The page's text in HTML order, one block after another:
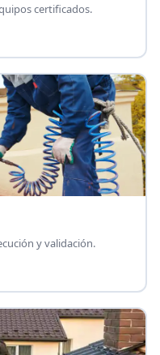
certificados.
y validación.